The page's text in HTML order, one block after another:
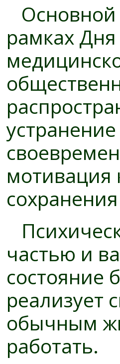
Основной
рамках
мотивация
частью и
состояние
реализует
обычным
работать.